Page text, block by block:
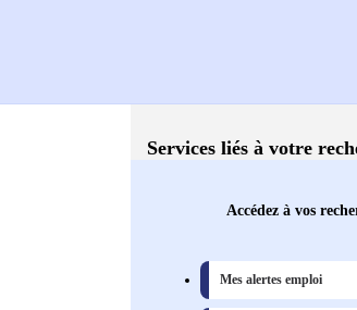
Services liés à votre
Accédez à vos
Mes alertes emploi